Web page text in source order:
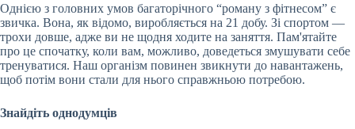
Однією з головних умов багаторічного “роману з фітнесом” є
звичка. Вона, як відомо, виробляється на 21 добу. Зі спортом —
трохи довше, адже ви не щодня ходите на заняття. Пам'ятайте
про це спочатку, коли вам, можливо, доведеться змушувати себе
тренуватися. Наш організм повинен звикнути до навантажень,
щоб потім вони стали для нього справжньою потребою.
Знайдіть однодумців